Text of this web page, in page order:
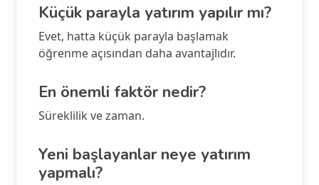
Küçük parayla yatırım yapılır mı?
Evet, hatta küçük parayla başlamak
öğrenme açısından daha avantajlıdır.
En önemli faktör nedir?
Süreklilik ve zaman.
Yeni başlayanlar neye yatırım
yapmalı?